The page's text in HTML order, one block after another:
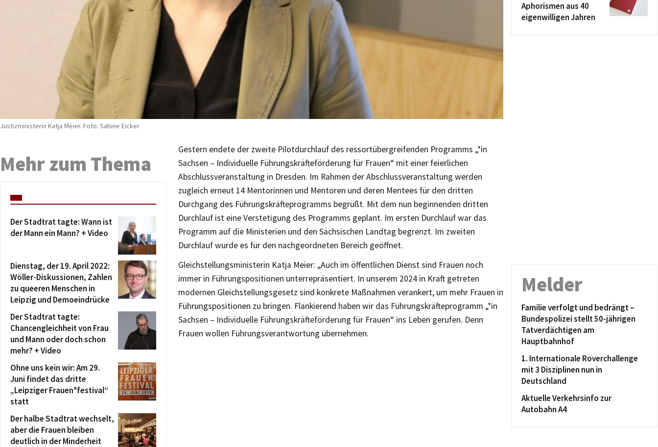
Justizministerin Katja Meier. Foto: Sabine Eicker
Gestern endete der zweite Pilotdurchlauf des ressortübergreifenden Programms „*in
Sachsen – Individuelle Führungskräfteförderung für Frauen“ mit einer feierlichen
Abschlussveranstaltung in Dresden. Im Rahmen der Abschlussveranstaltung werden
zugleich erneut 14 Mentorinnen und Mentoren und deren Mentees für den dritten
Durchgang des Führungskräfteprogramms begrüßt. Mit dem nun beginnenden dritten
Durchlauf ist eine Verstetigung des Programms geplant. Im ersten Durchlauf war das
Programm auf die Ministerien und den Sächsischen Landtag begrenzt. Im zweiten
Durchlauf wurde es für den nachgeordneten Bereich geöffnet.
Gleichstellungsministerin Katja Meier: „Auch im öffentlichen Dienst sind Frauen noch
immer in Führungspositionen unterrepräsentiert. In unserem 2024 in Kraft getreten
modernen Gleichstellungsgesetz sind konkrete Maßnahmen verankert, um mehr Frauen in
Führungspositionen zu bringen. Flankierend haben wir das Führungskräfteprogramm „*in
Sachsen – Individuelle Führungskräfteförderung für Frauen“ ins Leben gerufen. Denn
Frauen wollen Führungsverantwortung übernehmen.
Mehr zum Thema
Der Stadtrat tagte: Wann ist
der Mann ein Mann? + Video
Dienstag, der 19. April 2022:
Wöller-Diskussionen, Zahlen
zu queeren Menschen in
Leipzig und Demoeindrücke
Der Stadtrat tagte:
Chancengleichheit von Frau
und Mann oder doch schon
mehr? + Video
Ohne uns kein wir: Am 29.
Juni findet das dritte
„Leipziger Frauen*festival“
statt
Der halbe Stadtrat wechselt,
aber die Frauen bleiben
deutlich in der Minderheit
Aphorismen aus 40
eigenwilligen Jahren
Melder
Familie verfolgt und bedrängt –
Bundespolizei stellt 50-jährigen
Tatverdächtigen am
Hauptbahnhof
1. Internationale Roverchallenge
mit 3 Disziplinen nun in
Deutschland
Aktuelle Verkehrsinfo zur
Autobahn A4